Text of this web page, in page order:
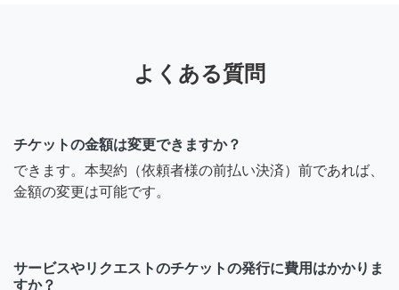
よくある質問
チケットの金額は変更できますか？
できます。本契約（依頼者様の前払い決済）前であれば、
金額の変更は可能です。
サービスやリクエストのチケットの発行に費用はかかりま
すか？